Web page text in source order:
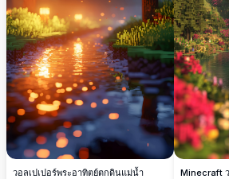
วอลเปเปอร์พระอาทิตย์ตกดินแม่น้ำ
Minecraft